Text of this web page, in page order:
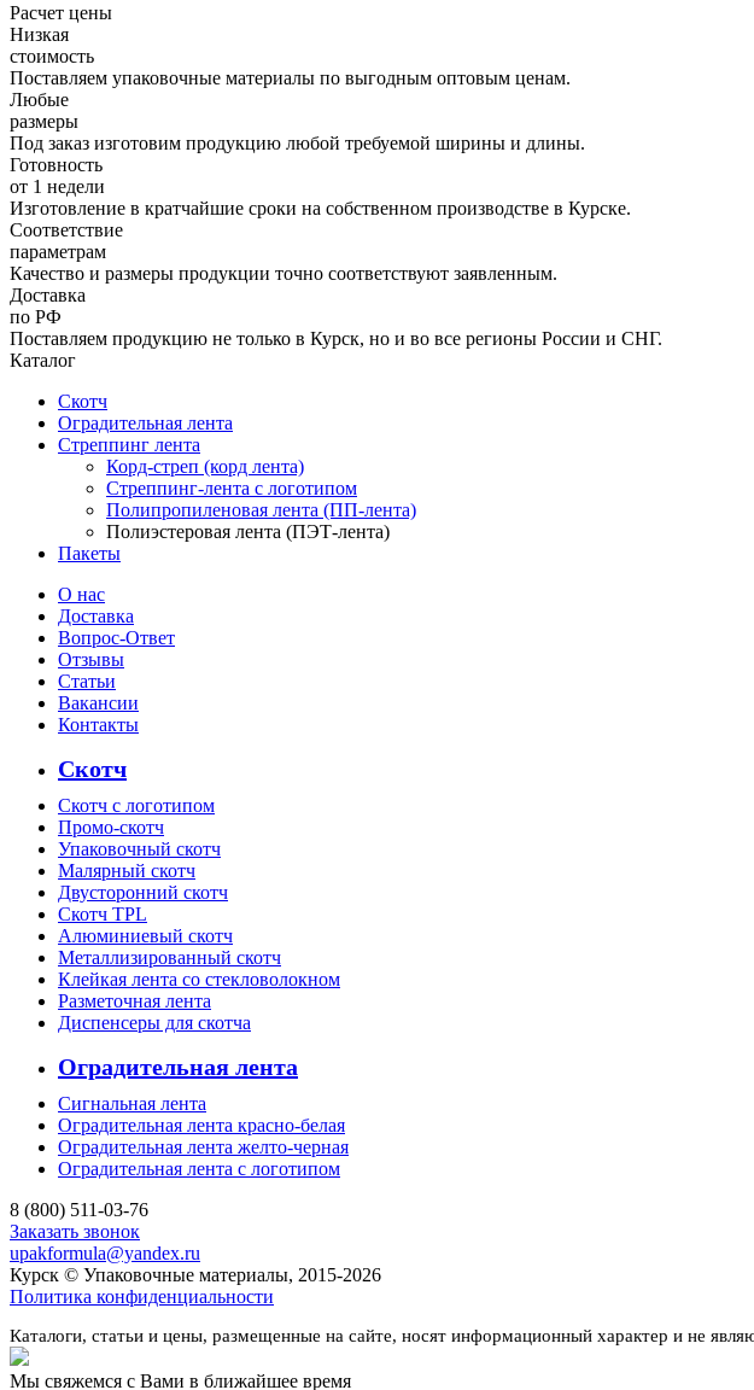
Расчет цены
Низкая
стоимость
Поставляем упаковочные материалы по выгодным оптовым ценам.
Любые
размеры
Под заказ изготовим продукцию любой требуемой ширины и длины.
Готовность
от 1 недели
Изготовление в кратчайшие сроки на собственном производстве в Курске.
Соответствие
параметрам
Качество и размеры продукции точно соответствуют заявленным.
Доставка
по РФ
Поставляем продукцию не только в Курск, но и во все регионы России и СНГ.
Каталог
Скотч
Оградительная лента
Стреппинг лента
Корд-стреп (корд лента)
Стреппинг-лента с логотипом
Полипропиленовая лента (ПП-лента)
Полиэстеровая лента (ПЭТ-лента)
Пакеты
О нас
Доставка
Вопрос-Ответ
Отзывы
Статьи
Вакансии
Контакты
Скотч
Скотч с логотипом
Промо-скотч
Упаковочный скотч
Малярный скотч
Двусторонний скотч
Скотч TPL
Алюминиевый скотч
Металлизированный скотч
Клейкая лента со стекловолокном
Разметочная лента
Диспенсеры для скотча
Оградительная лента
Сигнальная лента
Оградительная лента красно-белая
Оградительная лента желто-черная
Оградительная лента с логотипом
8 (800) 511-03-76
Заказать звонок
upakformula@yandex.ru
Курск © Упаковочные материалы, 2015-2026
Политика конфиденциальности
Каталоги, статьи и цены, размещенные на сайте, носят информационный характер и не
Мы свяжемся с Вами в ближайшее время